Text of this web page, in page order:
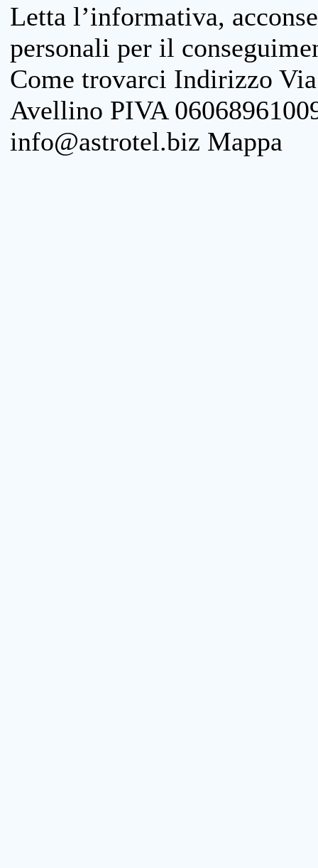
Letta l’informativa,
personali per il
Come trovarci Indirizzo
Avellino PIVA
info@astrotel.biz Mappa